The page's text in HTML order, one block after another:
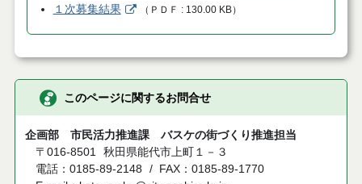
１次募集結果 （ ＰＤＦ 130.00 KB）
このページに関するお問合せ
企画部 市民活力推進課 バスケの街づくり推進担当
〒016-8501
秋田県能代市上町１－３
電話：0185-89-2148
FAX：0185-89-1770